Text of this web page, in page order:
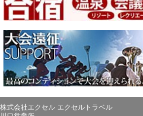
株式会社エクセル エクセルトラベル